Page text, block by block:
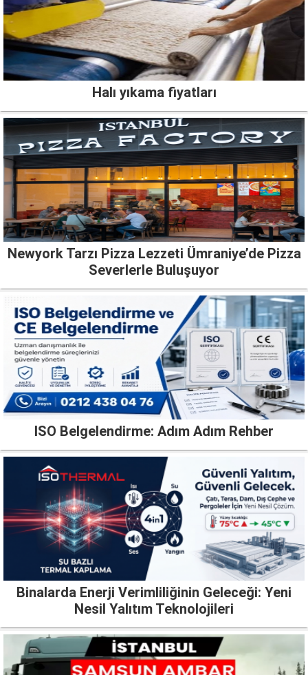
Halı yıkama fiyatları
Newyork Tarzı Pizza Lezzeti Ümraniye’de Pizza
Severlerle Buluşuyor
ISO Belgelendirme: Adım Adım Rehber
Binalarda Enerji Verimliliğinin Geleceği: Yeni
Nesil Yalıtım Teknolojileri